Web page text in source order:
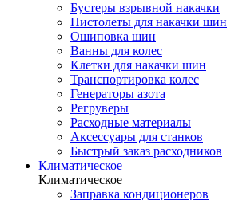
Бустеры взрывной накачки
Пистолеты для накачки шин
Ошиповка шин
Ванны для колес
Клетки для накачки шин
Транспортировка колес
Генераторы азота
Регруверы
Расходные материалы
Аксессуары для станков
Быстрый заказ расходников
Климатическое
Климатическое
Заправка кондиционеров